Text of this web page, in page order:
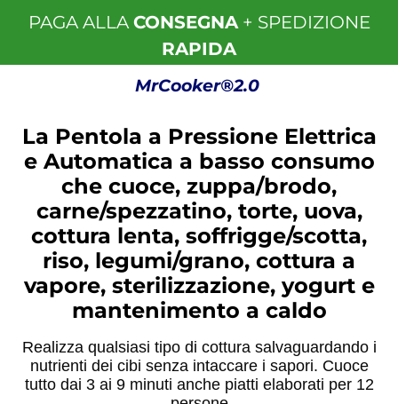
PAGA ALLA CONSEGNA+ SPEDIZIONE
RAPIDA
MrCooker®2.0
La Pentola a Pressione Elettrica
e Automatica a basso consumo
che cuoce, zuppa/brodo,
carne/spezzatino, torte, uova,
cottura lenta, soffrigge/scotta,
riso, legumi/grano, cottura a
vapore, sterilizzazione, yogurt e
mantenimento a caldo
Realizza qualsiasi tipo di cottura salvaguardando i
nutrienti dei cibi senza intaccare i sapori. Cuoce
tutto dai 3 ai 9 minuti anche piatti elaborati per 12